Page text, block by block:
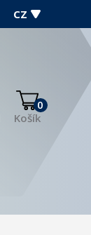
CZ
0
Košík